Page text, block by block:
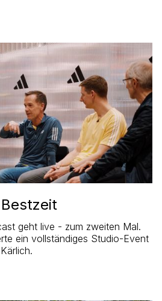
geht live - zum zweiten Mal.
ein vollständiges Studio-Event